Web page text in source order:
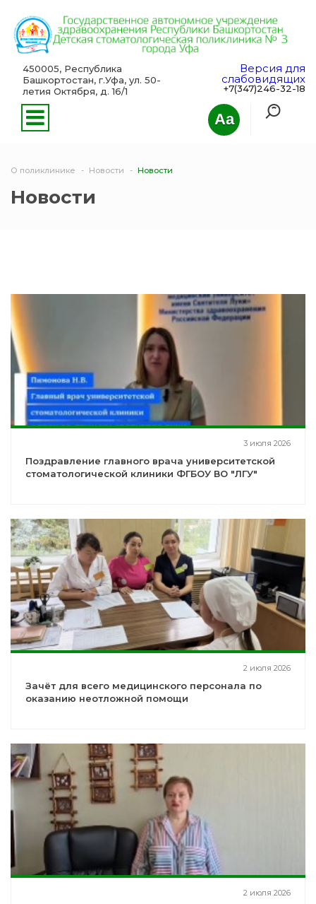
Aa
450005, Республика
Башкортостан, г.Уфа, ул. 50-
летия Октября, д. 16/1
Версия для
слабовидящих
+7(347)246-32-18
О поликлинике Новости Новости
Новости
3 июля 2026
Поздравление главного врача университетской
стоматологической клиники ФГБОУ ВО "ЛГУ"
2 июля 2026
Зачёт для всего медицинского персонала по
оказанию неотложной помощи
2 июля 2026